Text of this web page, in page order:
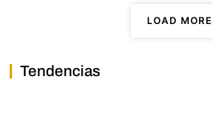
LOAD MORE
Tendencias